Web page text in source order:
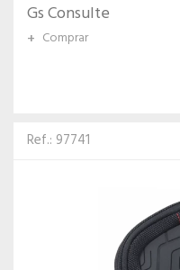
Gs Consulte
+ Comprar
Ref.: 97741